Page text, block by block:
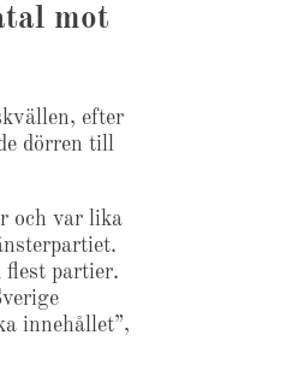
mot
efter
dörren till
och var lika
flest partier.
innehållet”,